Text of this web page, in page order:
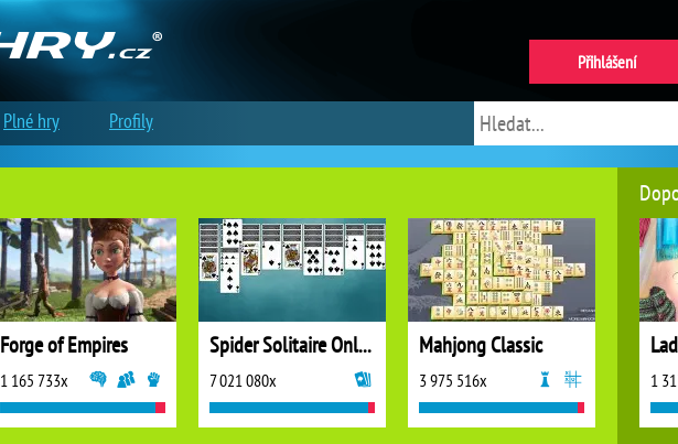
Forge of Empires
1 165 733x
Spider Solitaire Online
7 021 080x
Mahjong Classic
3 975 516x 1
Přihlášení
Plné hry Profily